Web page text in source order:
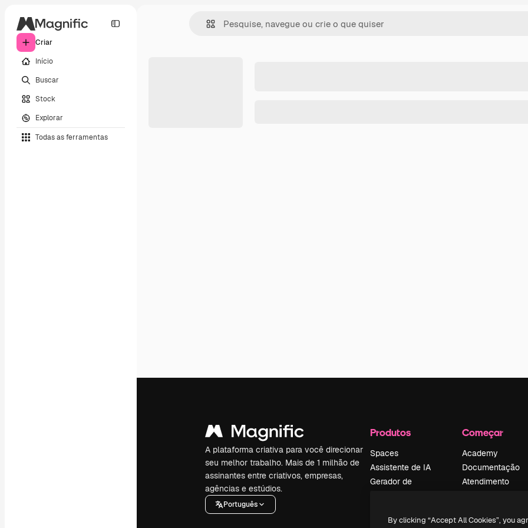
Criar
Início
Buscar
Stock
Explorar
Todas as ferramentas
A plataforma criativa para você direcionar
seu melhor trabalho. Mais de 1 milhão de
assinantes entre criativos, empresas,
agências e estúdios.
Português
Produtos
Spaces
Assistente de IA
Gerador de
Texto para voz
Começar
Academy
Documentação
Atendimento
Política de
By clicking “Accept All Cookies”, you